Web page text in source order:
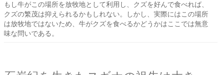
もし牛がこの場所を放牧地として利用し、クズを好んで食べれば、
クズの繁茂は抑えられるかもしれない。しかし、実際にはこの場所
は放牧地ではないため、牛がクズを食べるかどうかはここでは無意
味な問いである。